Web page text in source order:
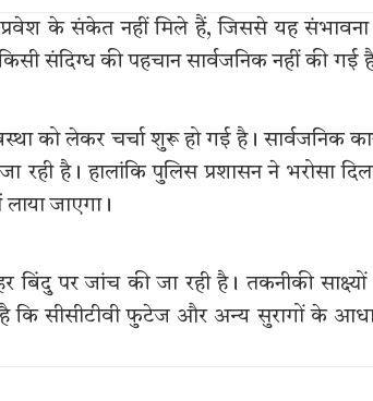
के संकेत नहीं मिले हैं, जिससे यह संभावना
संदिग्ध की पहचान सार्वजनिक नहीं की गई
को लेकर चर्चा शुरू हो गई है। सार्वजनिक
रही है। हालांकि पुलिस प्रशासन ने भरोसा
जाएगा।
बिंदु पर जांच की जा रही है। तकनीकी
कि सीसीटीवी फुटेज और अन्य सुरागों के